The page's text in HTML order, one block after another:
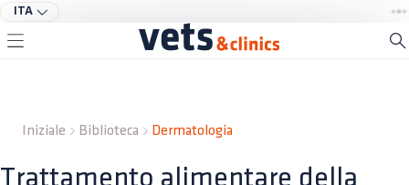
ITA
Iniziale Biblioteca Dermatologia
Trattamento alimentare della